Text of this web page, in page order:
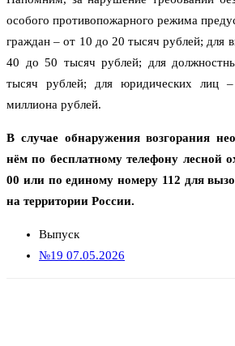
особого противопожарного режима
граждан – от 10 до 20 тысяч рублей; для
40 до 50 тысяч рублей; для
тысяч рублей; для юридических
миллиона рублей.
В случае обнаружения возгорания
нём по бесплатному телефону лесной
00 или по единому номеру 112 для
на территории России.
Выпуск
№19 07.05.2026